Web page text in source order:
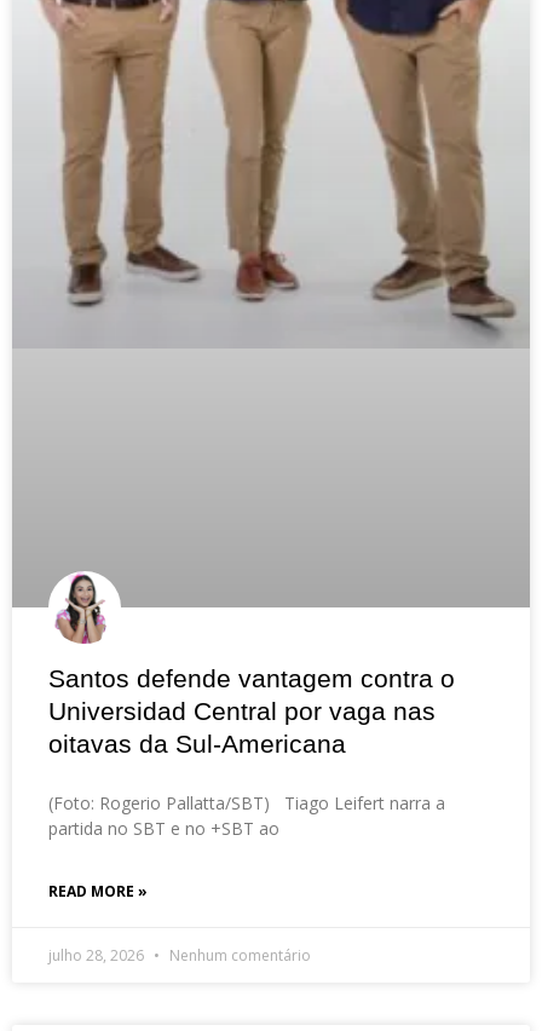
Santos defende vantagem contra o
Universidad Central por vaga nas
oitavas da Sul-Americana
(Foto: Rogerio Pallatta/SBT) Tiago Leifert narra a
partida no SBT e no +SBT ao
READ MORE »
julho 28, 2026 Nenhum comentário